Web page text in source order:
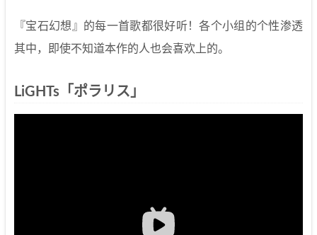
『宝石幻想』的每一首歌都很好听！各个小组的个性渗透
其中，即使不知道本作的人也会喜欢上的。
LiGHTs「ポラリス」